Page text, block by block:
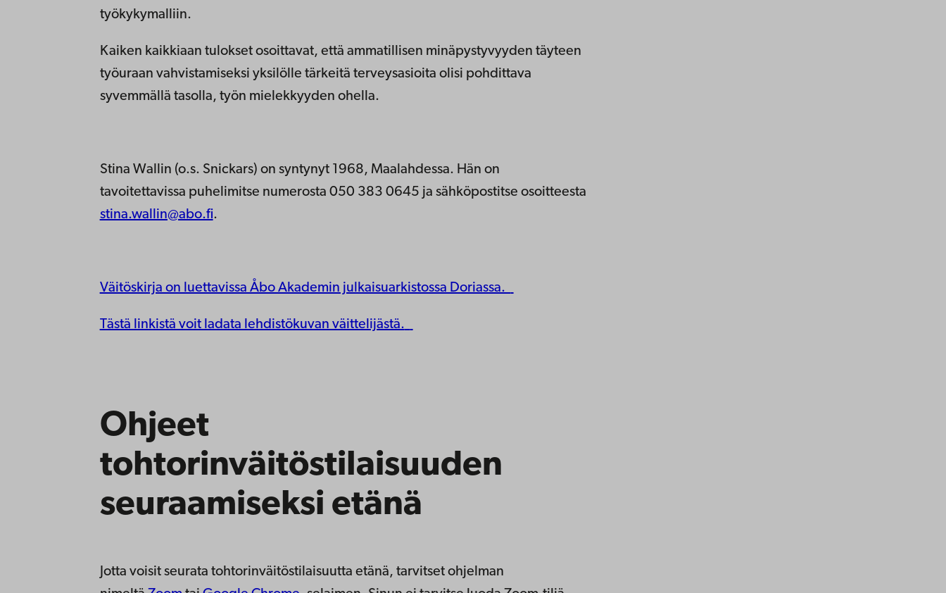
työkykymalliin.
Kaiken kaikkiaan tulokset osoittavat, että ammatillisen minäpystyvyyden täyteen
työuraan vahvistamiseksi yksilölle tärkeitä terveysasioita olisi pohdittava
syvemmällä tasolla, työn mielekkyyden ohella.
Stina Wallin (o.s. Snickars) on syntynyt 1968, Maalahdessa. Hän on
tavoitettavissa puhelimitse numerosta 050 383 0645 ja sähköpostitse osoitteesta
stina.wallin@abo.fi.
Väitöskirja on luettavissa Åbo Akademin julkaisuarkistossa Doriassa.
Tästä linkistä voit ladata lehdistökuvan väittelijästä.
Ohjeet
tohtorinväitöstilaisuuden
seuraamiseksi etänä
Jotta voisit seurata tohtorinväitöstilaisuutta etänä, tarvitset ohjelman